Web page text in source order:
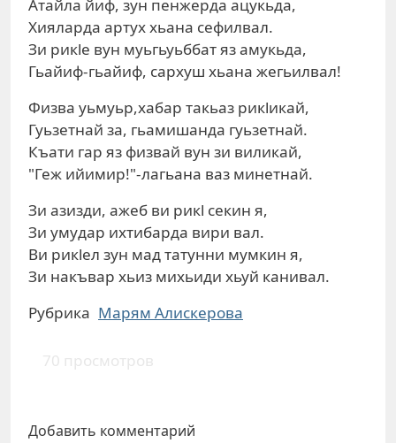
Атайла йиф, зун пенжерда ацукьда,
Хияларда артух хьана сефилвал.
Зи рикlе вун муьгьуьббат яз амукьда,
Гьайиф-гьайиф, сархуш хьана жегьилвал!
Физва уьмуьр,хабар такьаз рикlикай,
Гуьзетнай за, гьамишанда гуьзетнай.
Къати гар яз физвай вун зи виликай,
"Геж ийимир!"-лагьана ваз минетнай.
Зи азизди, ажеб ви рикl секин я,
Зи умудар ихтибарда вири вал.
Ви рикlел зун мад татунни мумкин я,
Зи накъвар хьиз михьиди хьуй канивал.
Рубрика Марям Алискерова
70 просмотров
Добавить комментарий